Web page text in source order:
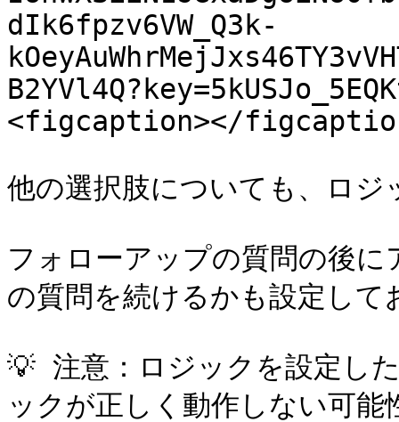
dIk6fpzv6VW_Q3k-
<figcaption></
他の選択肢についても、ロ
フォローアップの質問の後
の質問を続けるかも設定して
💡 注意：ロジックを設定し
ックが正しく動作しない可